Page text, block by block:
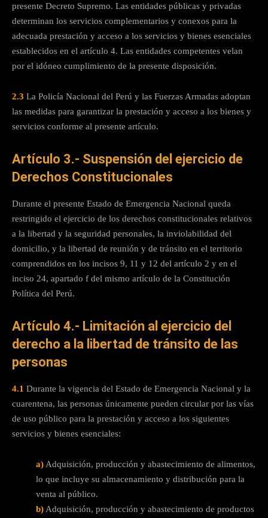
presente Decreto Supremo. Las entidades públicas y privadas
determinan los servicios complementarios y conexos para la
adecuada prestación y acceso a los servicios y bienes esenciales
establecidos en el artículo 4. Las entidades competentes velan
por el idóneo cumplimiento de la presente disposición.
2.3 La Policía Nacional del Perú y las Fuerzas Armadas adoptan
las medidas para garantizar la prestación y acceso a los bienes y
servicios conforme al presente artículo.
Artículo 3.- Suspensión del ejercicio de
Derechos Constitucionales
Durante el presente Estado de Emergencia Nacional queda
restringido el ejercicio de los derechos constitucionales relativos
a la libertad y la seguridad personales, la inviolabilidad del
domicilio, y la libertad de reunión y de tránsito en el territorio
comprendidos en los incisos 9, 11 y 12 del artículo 2 y en el
inciso 24, apartado f del mismo artículo de la Constitución
Política del Perú.
Artículo 4.- Limitación al ejercicio del
derecho a la libertad de tránsito de las
personas
4.1 Durante la vigencia del Estado de Emergencia Nacional y la
cuarentena, las personas únicamente pueden circular por las vías
de uso público para la prestación y acceso a los siguientes
servicios y bienes esenciales:
a) Adquisición, producción y abastecimiento de alimentos,
lo que incluye su almacenamiento y distribución para la
venta al público.
b) Adquisición, producción y abastecimiento de productos